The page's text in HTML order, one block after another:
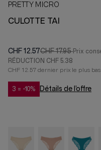
PRETTY MICRO
CULOTTE TAI
CHF 12.57CHF 17.95
RÉDUCTION CHF 5.38
CHF 12.57 dernier prix le plus bas
3 = -10% Détails de l’offre